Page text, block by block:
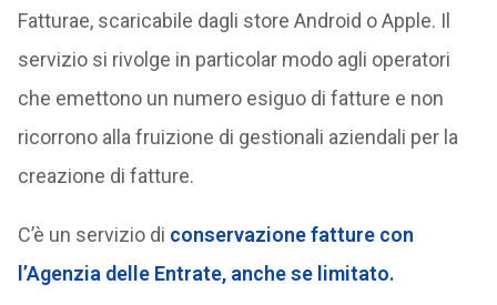
Fatturae, scaricabile dagli store Android o Apple. Il
servizio si rivolge in particolar modo agli operatori
che emettono un numero esiguo di fatture e non
ricorrono alla fruizione di gestionali aziendali per la
creazione di fatture.
C’è un servizio di conservazione fatture con
l’Agenzia delle Entrate, anche se limitato.